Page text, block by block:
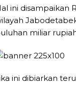
ini disampaikan
miliar
ini dibiarkan